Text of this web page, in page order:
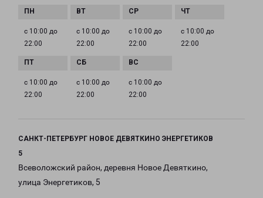
с 10:00 до
22:00
с 10:00 до
22:00
с 10:00 до
22:00
с 10:00 до
22:00
с 10:00 до
22:00
с 10:00 до
22:00
с 10:00 до
22:00
САНКТ-ПЕТЕРБУРГ НОВОЕ ДЕВЯТКИНО ЭНЕРГЕТИКОВ
5
Всеволожский район, деревня Новое Девяткино,
улица Энергетиков, 5